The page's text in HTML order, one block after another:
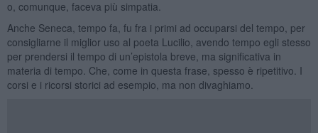
o, comunque, faceva più simpatia.
Anche Seneca, tempo fa, fu fra i primi ad occuparsi del tempo, per
consigliarne il miglior uso al poeta Lucilio, avendo tempo egli stesso
per prendersi il tempo di un’epistola breve, ma significativa in
materia di tempo. Che, come in questa frase, spesso è ripetitivo. I
corsi e i ricorsi storici ad esempio, ma non divaghiamo.